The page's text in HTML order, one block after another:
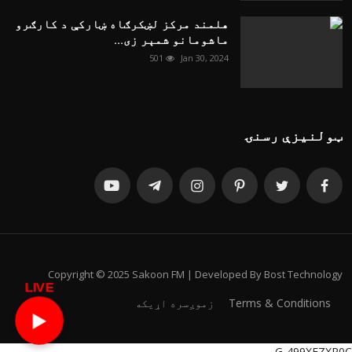
LIVE
▶️
هلمند مرکز لښکرګاه ښارکې د کارګرو
ماشومانو شمېر زی...
Jan 30, 2024
ټولنیزې رسنۍ
Copyright © 2025 Sakoon FM | Developed By Bost Technology
Terms & Conditions زموږسره اړیکه